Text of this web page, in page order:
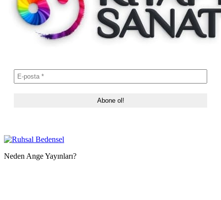
Neden Ange Yayınları?